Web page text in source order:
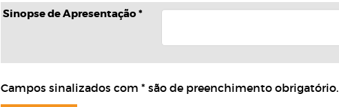
Sinopse de Apresentação *
Campos sinalizados com * são de preenchimento obrigatório.